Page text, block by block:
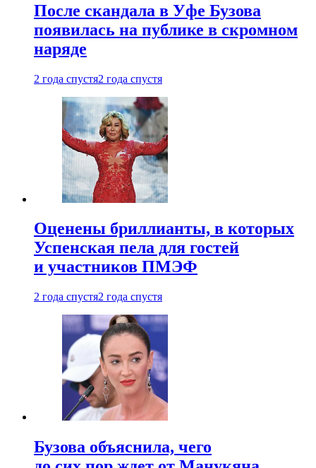
После скандала в Уфе Бузова
появилась на публике в скромном
наряде
2 года спустя2 года спустя
Оценены бриллианты, в которых
Успенская пела для гостей
и участников ПМЭФ
2 года спустя2 года спустя
Бузова объяснила, чего